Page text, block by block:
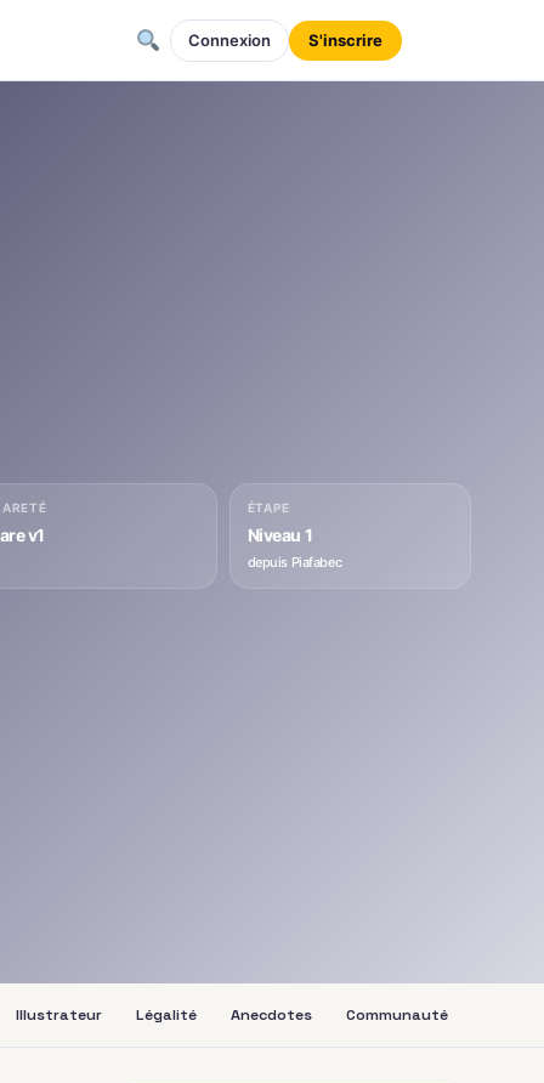
Connexion S'inscrire
v1
ÉTAPE
Niveau 1
depuis Piafabec
Illustrateur Légalité Anecdotes Communauté